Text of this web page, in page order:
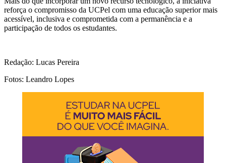
reforça o compromisso da UCPel com uma educação superior mais
acessível, inclusiva e comprometida com a permanência e a
participação de todos os estudantes.
Redação: Lucas Pereira
Fotos: Leandro Lopes